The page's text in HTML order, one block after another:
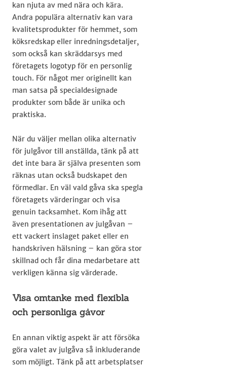
kan njuta av med nära och kära.
Andra populära alternativ kan vara
kvalitetsprodukter för hemmet, som
köksredskap eller inredningsdetaljer,
som också kan skräddarsys med
företagets logotyp för en personlig
touch. För något mer originellt kan
man satsa på specialdesignade
produkter som både är unika och
praktiska.
När du väljer mellan olika alternativ
för julgåvor till anställda, tänk på att
det inte bara är själva presenten som
räknas utan också budskapet den
förmedlar. En väl vald gåva ska spegla
företagets värderingar och visa
genuin tacksamhet. Kom ihåg att
även presentationen av julgåvan –
ett vackert inslaget paket eller en
handskriven hälsning – kan göra stor
skillnad och får dina medarbetare att
verkligen känna sig värderade.
Visa omtanke med flexibla
och personliga gåvor
En annan viktig aspekt är att försöka
göra valet av julgåva så inkluderande
som möjligt. Tänk på att arbetsplatser